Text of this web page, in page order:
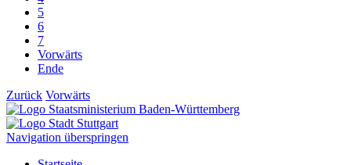
5
6
7
Vorwärts
Ende
Zurück Vorwärts
Navigation überspringen